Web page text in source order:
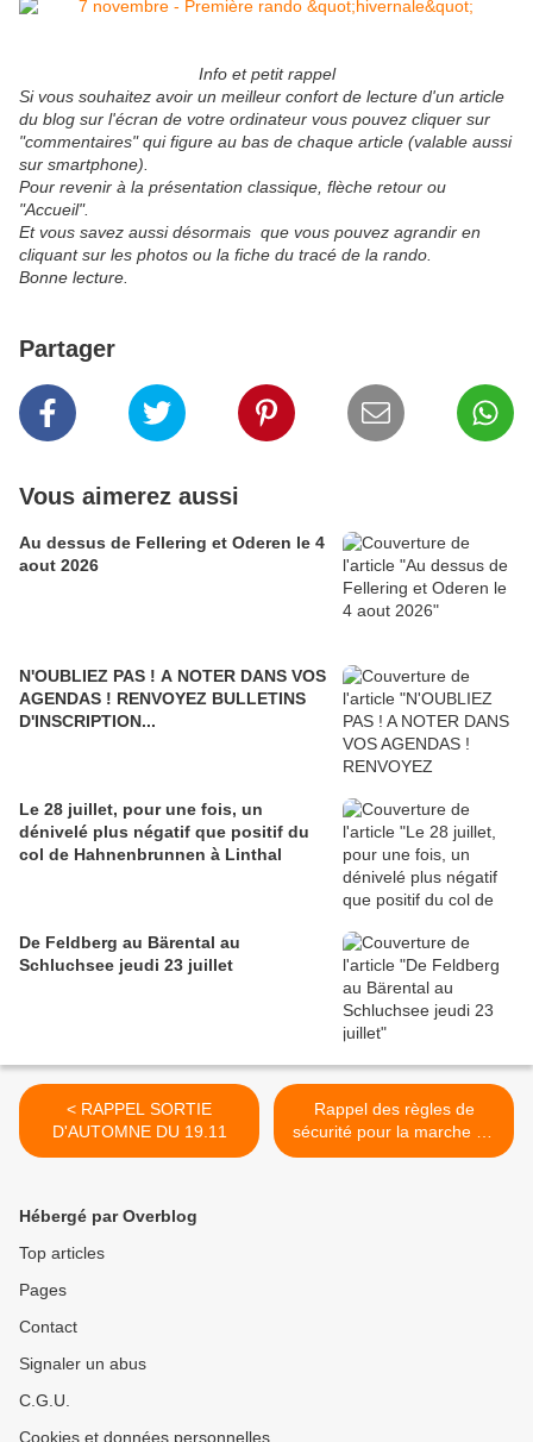
Info et petit rappel
Si vous souhaitez avoir un meilleur confort de lecture d'un article
du blog sur l'écran de votre ordinateur vous pouvez cliquer sur
"commentaires" qui figure au bas de chaque article (valable aussi
sur smartphone).
Pour revenir à la présentation classique, flèche retour ou
"Accueil".
Et vous savez aussi désormais que vous pouvez agrandir en
cliquant sur les photos ou la fiche du tracé de la rando.
Bonne lecture.
Partager
Vous aimerez aussi
Au dessus de Fellering et Oderen le 4
aout 2026
N'OUBLIEZ PAS ! A NOTER DANS VOS
AGENDAS ! RENVOYEZ BULLETINS
D'INSCRIPTION...
Le 28 juillet, pour une fois, un
dénivelé plus négatif que positif du
col de Hahnenbrunnen à Linthal
De Feldberg au Bärental au
Schluchsee jeudi 23 juillet
< RAPPEL SORTIE
D'AUTOMNE DU 19.11
Rappel des règles de
sécurité pour la marche en
groupe organisé. >
Hébergé par Overblog
Top articles
Pages
Contact
Signaler un abus
C.G.U.
Cookies et données personnelles